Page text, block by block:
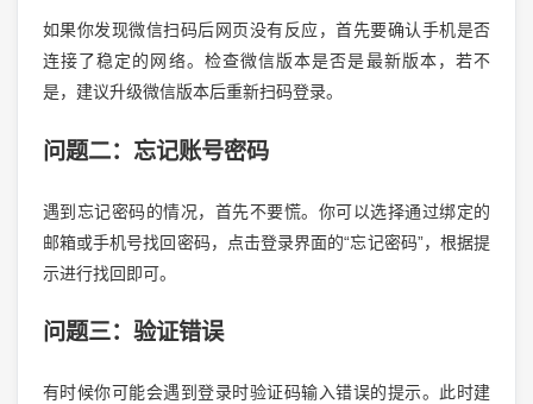
如果你发现微信扫码后网页没有反应，首先要确认手机是否
连接了稳定的网络。检查微信版本是否是最新版本，若不
是，建议升级微信版本后重新扫码登录。
问题二：忘记账号密码
遇到忘记密码的情况，首先不要慌。你可以选择通过绑定的
邮箱或手机号找回密码，点击登录界面的“忘记密码”，根据提
示进行找回即可。
问题三：验证错误
有时候你可能会遇到登录时验证码输入错误的提示。此时建